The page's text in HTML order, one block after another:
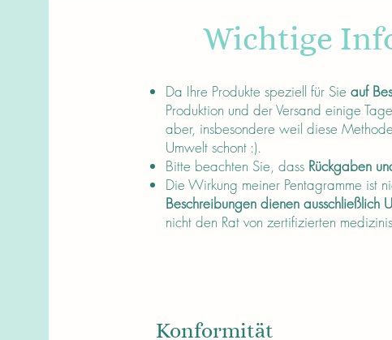
Wichtige
About
Da Ihre Produkte speziell für Sie auf
Produktion und der Versand einige
aber, insbesondere weil diese
Umwelt schont :).
Bitte beachten Sie, dass Rückgaben
Die Wirkung meiner Pentagramme ist
Beschreibungen dienen ausschließlich
nicht den Rat von zertifizierten
Konformität